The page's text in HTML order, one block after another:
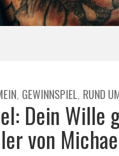
, GEWINNSPIEL, RUND
Dein Wille
von